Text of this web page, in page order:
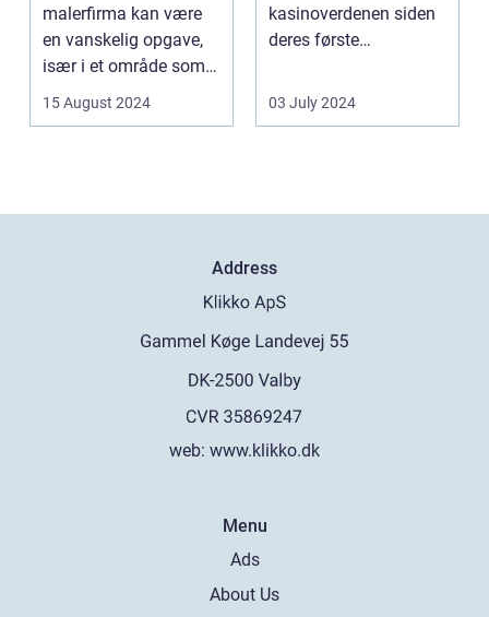
malerfirma kan være
en vanskelig opgave,
især i et område som
Frederiksberg, hv...
15 August 2024
kasinoverdenen siden
deres første
spillea...
03 July 2024
Address
web: www.klikko.dk
Menu
Ads
About Us